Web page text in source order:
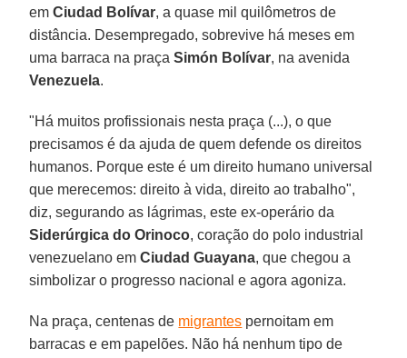
emCiudad Bolívar, a quase mil quilômetros de
distância. Desempregado, sobrevive há meses em
uma barraca na praçaSimón Bolívar, na avenida
Venezuela.
"Há muitos profissionais nesta praça (...), o que
precisamos é da ajuda de quem defende os direitos
humanos. Porque este é um direito humano universal
que merecemos: direito à vida, direito ao trabalho",
diz, segurando as lágrimas, este ex-operário da
Siderúrgica do Orinoco, coração do polo industrial
venezuelano emCiudad Guayana, que chegou a
simbolizar o progresso nacional e agora agoniza.
Na praça, centenas de migrantes pernoitam em
barracas e em papelões. Não há nenhum tipo de